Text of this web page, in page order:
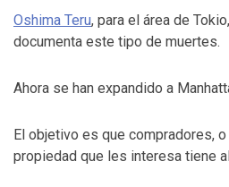
Oshima Teru, para el área de
documenta este tipo de muertes.
Ahora se han expandido a
El objetivo es que compradores,
propiedad que les interesa tiene